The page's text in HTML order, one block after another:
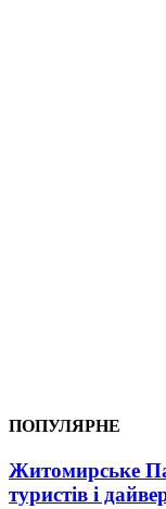
ПОПУЛЯРНЕ
Житомирське
туристів і